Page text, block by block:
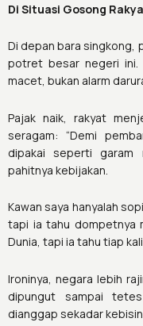
Di Situasi Gosong
Di depan bara singkong,
potret besar negeri ini.
macet, bukan alarm
Pajak naik, rakyat
seragam: “Demi
dipakai seperti garam
pahitnya kebijakan.
Kawan saya hanyalah
tapi ia tahu dompetnya
Dunia, tapi ia tahu tiap
Ironinya, negara lebih
dipungut sampai
dianggap sekadar